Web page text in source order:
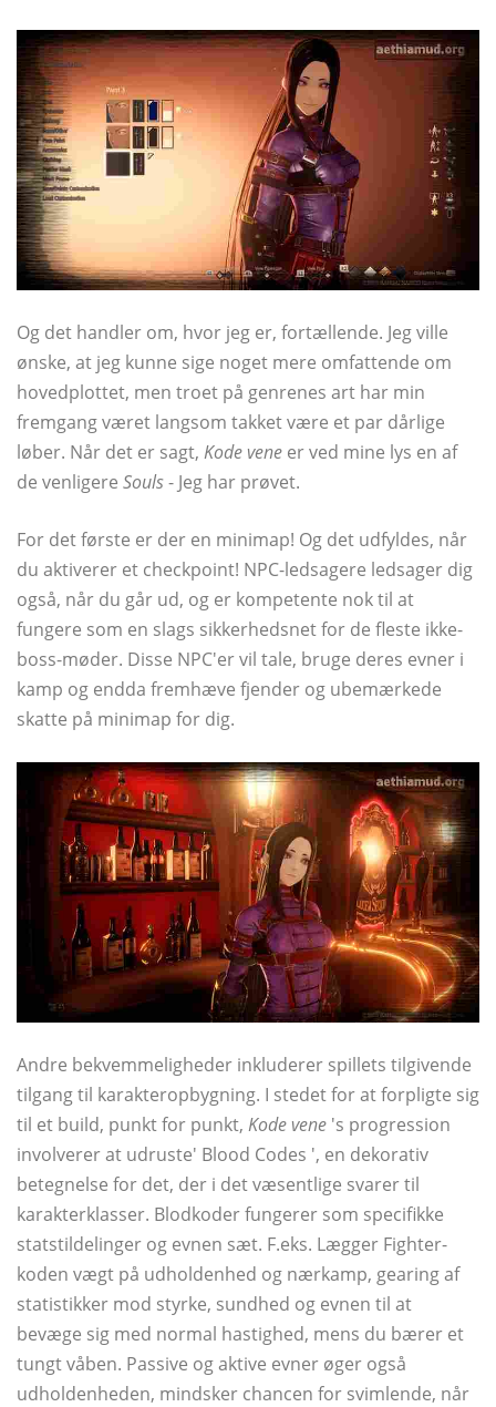
Og det handler om, hvor jeg er, fortællende. Jeg ville
ønske, at jeg kunne sige noget mere omfattende om
hovedplottet, men troet på genrenes art har min
fremgang været langsom takket være et par dårlige
løber. Når det er sagt, Kode vene er ved mine lys en af ​​
de venligere Souls- Jeg har prøvet.
For det første er der en minimap! Og det udfyldes, når
du aktiverer et checkpoint! NPC-ledsagere ledsager dig
også, når du går ud, og er kompetente nok til at
fungere som en slags sikkerhedsnet for de fleste ikke-
boss-møder. Disse NPC'er vil tale, bruge deres evner i
kamp og endda fremhæve fjender og ubemærkede
skatte på minimap for dig.
Andre bekvemmeligheder inkluderer spillets tilgivende
tilgang til karakteropbygning. I stedet for at forpligte sig
til et build, punkt for punkt, Kode vene 's progression
involverer at udruste' Blood Codes ', en dekorativ
betegnelse for det, der i det væsentlige svarer til
karakterklasser. Blodkoder fungerer som specifikke
statstildelinger og evnen sæt. F.eks. Lægger Fighter-
koden vægt på udholdenhed og nærkamp, ​​gearing af
statistikker mod styrke, sundhed og evnen til at
bevæge sig med normal hastighed, mens du bærer et
tungt våben. Passive og aktive evner øger også
udholdenheden, mindsker chancen for svimlende, når